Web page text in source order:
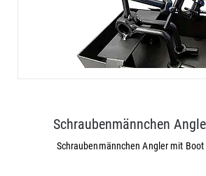
Schraubenmännchen
Schraubenmännchen Angler mit